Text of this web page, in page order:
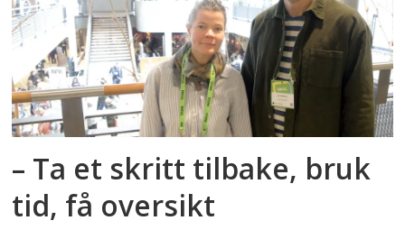
– Ta et skritt tilbake, bruk
tid, få oversikt